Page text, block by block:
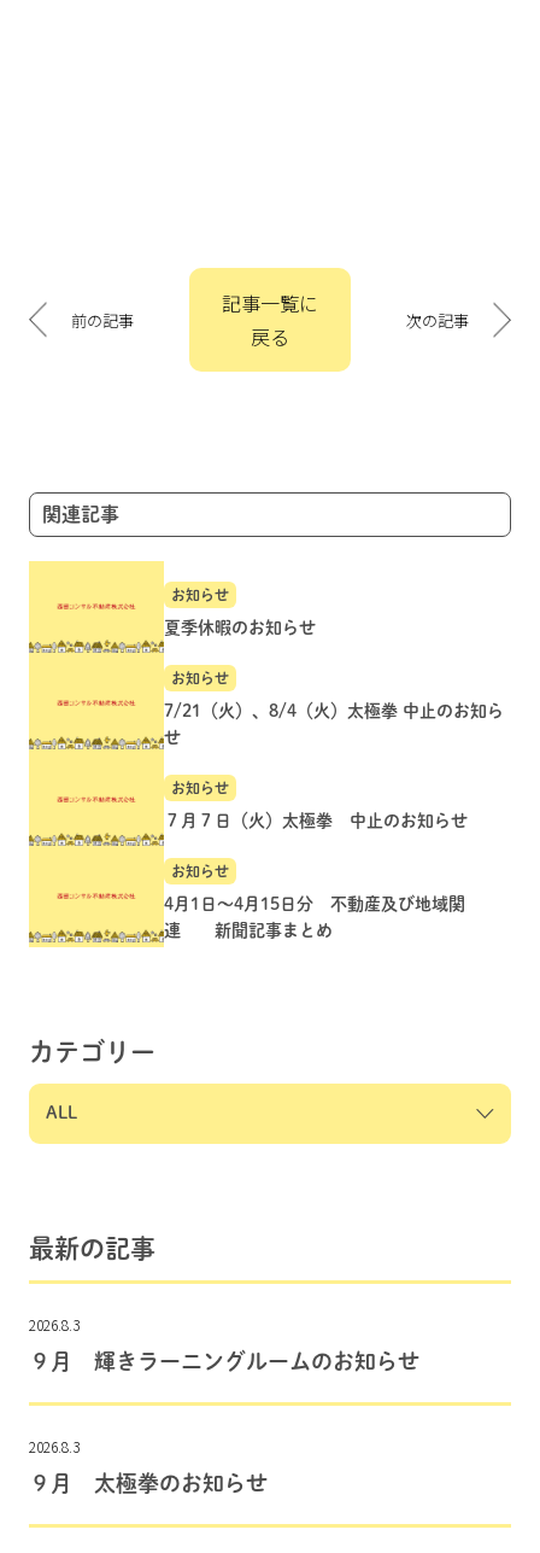
稿
ナ
ョ
ン
前の記事
記事一覧に
戻る
次の記事
関連記事
お知らせ
夏季休暇のお知らせ
お知らせ
7/21（火）、8/4（火）太極拳 中止のお知ら
せ
お知らせ
７月７日（火）太極拳 中止のお知らせ
お知らせ
4月1日～4月15日分 不動産及び地域関
連 新聞記事まとめ
カテゴリー
最新の記事
2026.8.3
９月 輝きラーニングルームのお知らせ
2026.8.3
９月 太極拳のお知らせ